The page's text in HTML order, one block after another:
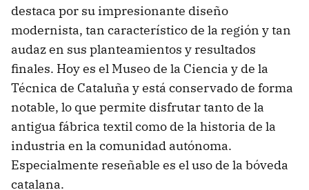
destaca por su impresionante diseño
modernista, tan característico de la región y tan
audaz en sus planteamientos y resultados
finales. Hoy es el Museo de la Ciencia y de la
Técnica de Cataluña y está conservado de forma
notable, lo que permite disfrutar tanto de la
antigua fábrica textil como de la historia de la
industria en la comunidad autónoma.
Especialmente reseñable es el uso de la bóveda
catalana.